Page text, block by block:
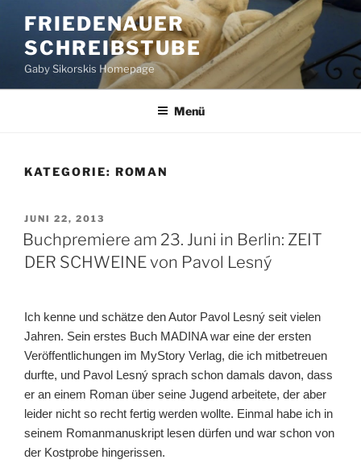
Inhalt
springen
FRIEDENAUER
SCHREIBSTUBE
Gaby Sikorskis Homepage
Menü
KATEGORIE: ROMAN
VERÖFFENTLICHT
AM
JUNI 22, 2013
Buchpremiere am 23. Juni in Berlin: ZEIT
DER SCHWEINE von Pavol Lesný
Ich kenne und schätze den Autor Pavol Lesný seit vielen
Jahren. Sein erstes Buch MADINA war eine der ersten
Veröffentlichungen im MyStory Verlag, die ich mitbetreuen
durfte, und Pavol Lesný sprach schon damals davon, dass
er an einem Roman über seine Jugend arbeitete, der aber
leider nicht so recht fertig werden wollte. Einmal habe ich in
seinem Romanmanuskript lesen dürfen und war schon von
der Kostprobe hingerissen.